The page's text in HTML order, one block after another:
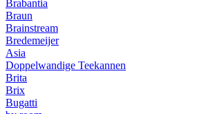
Brabantia
Braun
Brainstream
Bredemeijer
Asia
Doppelwandige Teekannen
Brita
Brix
Bugatti